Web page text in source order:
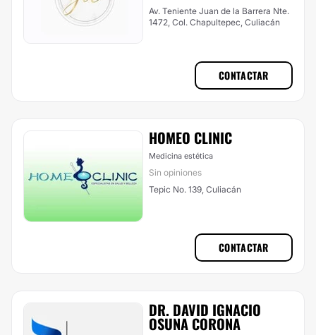
Av. Teniente Juan de la Barrera Nte.
1472, Col. Chapultepec, Culiacán
CONTACTAR
HOMEO CLINIC
Medicina estética
Sin opiniones
Tepic No. 139, Culiacán
CONTACTAR
DR. DAVID IGNACIO
OSUNA CORONA